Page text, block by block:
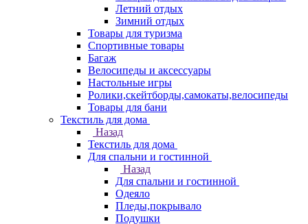
Летний отдых
Зимний отдых
Товары для туризма
Спортивные товары
Багаж
Велосипеды и аксессуары
Настольные игры
Ролики,скейтборды,самокаты,велосипеды
Товары для бани
Текстиль для дома
Назад
Текстиль для дома
Для спальни и гостинной
Назад
Для спальни и гостинной
Одеяло
Пледы,покрывало
Подушки